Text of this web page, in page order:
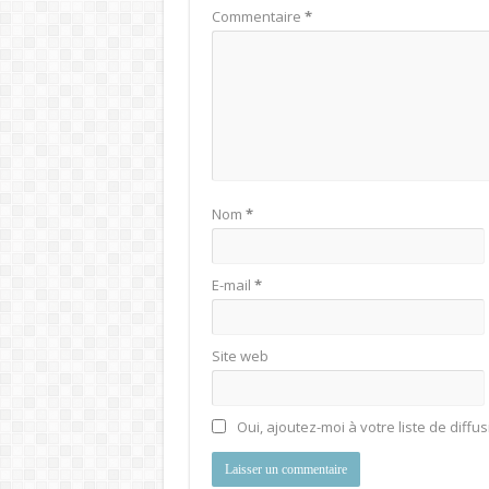
Commentaire *
Nom *
E-mail *
Site web
Oui, ajoutez-moi à votre liste de